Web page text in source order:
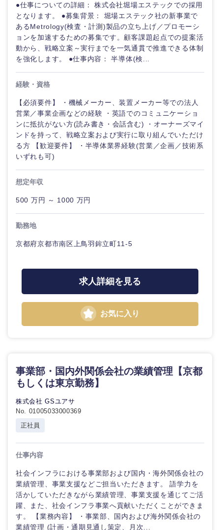
●仕事についての詳細： 株式会社堀場エステックでの採用
となります。 ●募集背景： 堀場エステック社の新事業で
あるMetrology(検査・計測)製品の立ち上げ／プロモーシ
ョンを加速するための募集です。顧客課題起点での提案活
動から、戦略立案～実行までを一気通貫で推進できる体制
を強化します。 ●仕事内容： 半導体(検...
経験・資格
【必須要件】 ・機械メーカー、装置メーカー等での法人
営業／事業企画などの経験 ・英語でのコミュニケーショ
ンに抵抗がない方(読み書き・会話含む) ・オーナーズマイ
ンドを持って、戦略立案および実行に取り組んでいただけ
る方 【歓迎要件】 ・半導体業界経験(営業／企画／技術系
いずれも可)
想定年収
500 万円 ～ 1000 万円
勤務地
京都府京都市南区上鳥羽鉾立町11-5
求人詳細を見る
お気に入り
事業部・国内外関係会社の業績管理【京都
もしくは東京勤務】
株式会社 GSユアサ
No. 01005033000369
正社員
仕事内容
社会インフラにおける事業部および国内・海外関係会社の
業績管理、事業支援などご担当いただきます。 語学力を
活かしていただきながら業績管理、事業支援を通じてご活
躍、また、社会インフラ事業へ貢献いただくことができま
す。 【業務内容】 ・事業部、国内および海外関係会社の
業績管理 (計画・通期見通し策定、月次...